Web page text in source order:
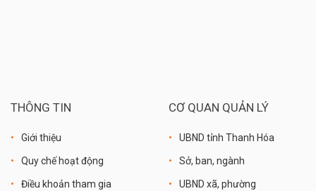
THÔNG TIN
Giới thiệu
Quy chế hoạt động
Điều khoản tham gia
CƠ QUAN QUẢN LÝ
UBND tỉnh Thanh Hóa
Sở, ban, ngành
UBND xã, phường